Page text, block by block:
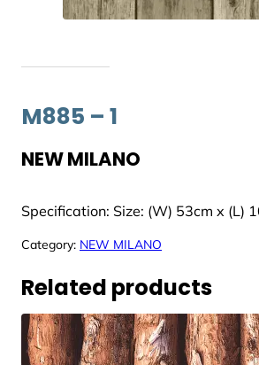
M885 – 1
NEW MILANO
Specification: Size: (W) 53cm x (L)
Category: NEW MILANO
Related products